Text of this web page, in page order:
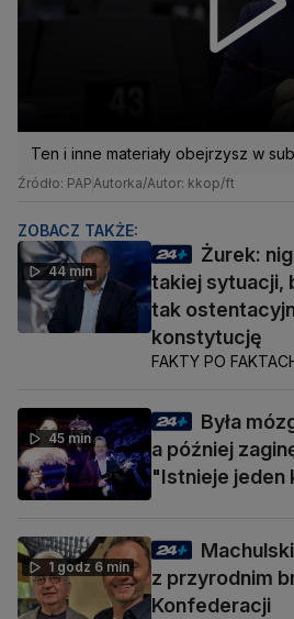
Ten i inne materiały obejrzysz w
Źródło: PAP Autorka/Autor: kkop/ft
ZOBACZ TAKŻE:
44 min
Żurek:
takiej sytuacji,
tak
konstytucję
FAKTY PO
45 min
Była
a później
"Istnieje jeden
1 godz 6 min
z przyrodnim
Konfederacji